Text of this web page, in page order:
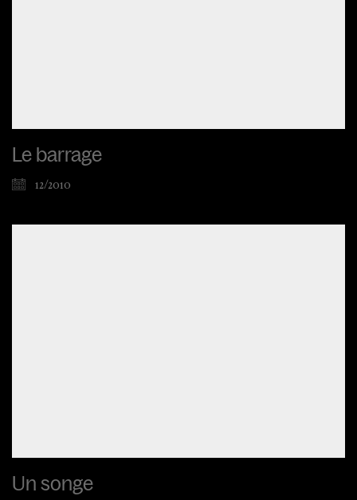
Le barrage
12/2010
Un songe